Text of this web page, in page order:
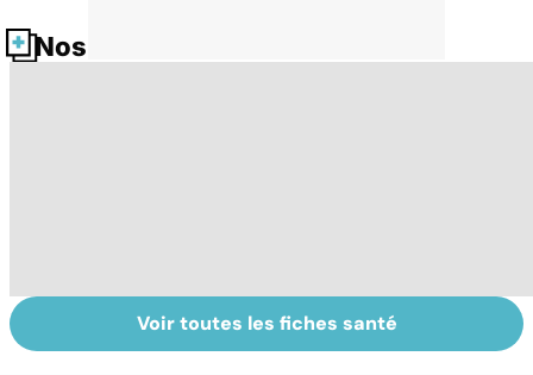
Nos fiches santé
Comment
faciliter la
Le magnésium,
un oligo-élément
Voir toutes les fiches santé